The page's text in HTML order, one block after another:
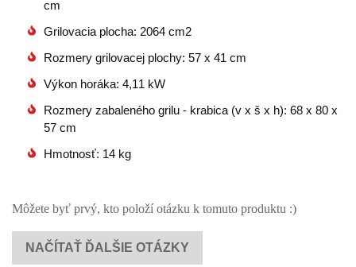
cm
Grilovacia plocha: 2064 cm2
Rozmery grilovacej plochy: 57 x 41 cm
Výkon horáka: 4,11 kW
Rozmery zabaleného grilu - krabica (v x š x h): 68 x 80 x
57 cm
Hmotnosť: 14 kg
Môžete byť prvý, kto položí otázku k tomuto produktu :)
NAČÍTAŤ ĎALŠIE OTÁZKY